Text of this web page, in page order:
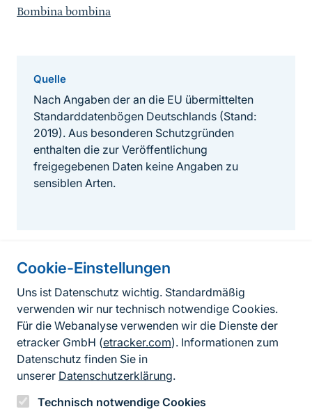
Cookie-Einstellungen
Uns ist Datenschutz wichtig. Standardmäßig
verwenden wir nur technisch notwendige Cookies.
Für die Webanalyse verwenden wir die Dienste der
etracker GmbH (etracker.com). Informationen zum
Datenschutz finden Sie in
unserer Datenschutzerklärung.
Technisch notwendige Cookies
Bombina bombina
Quelle
Nach Angaben der an die EU übermittelten
Standarddatenbögen Deutschlands (Stand:
2019). Aus besonderen Schutzgründen
enthalten die zur Veröffentlichung
freigegebenen Daten keine Angaben zu
sensiblen Arten.
Informationen zur Seite
FußzeileKontakt zum BfN
Kontaktformular
Erklärung zur Barrierefreiheit
Impressum